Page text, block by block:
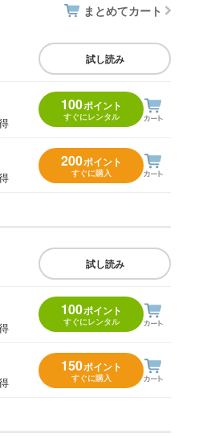
まとめてカート
試し読み
100ポイント
すぐにレンタル
200ポイント
すぐに購入
試し読み
100ポイント
すぐにレンタル
150ポイント
すぐに購入